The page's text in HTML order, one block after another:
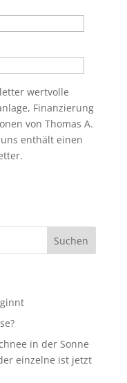
wertvolle
Finanzierung
von Thomas A.
enthält einen
in der Sonne
einzelne ist jetzt